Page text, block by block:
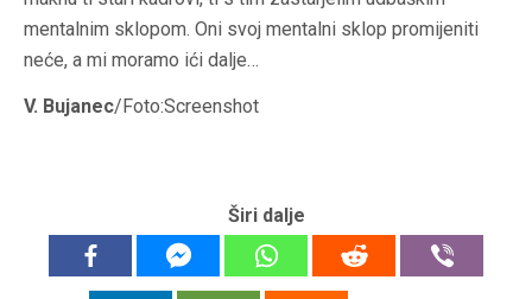
mentalnim sklopom. Oni svoj mentalni sklop promijeniti
neće, a mi moramo ići dalje…
V. Bujanec/Foto:Screenshot
Širi dalje